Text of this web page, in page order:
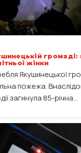
громаді:
жінки
Якушинецької
пожежа.
загинула 85-річна...